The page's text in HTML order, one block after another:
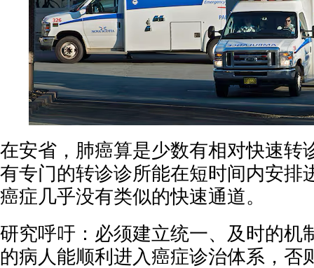
在安省，肺癌算是少数有相对快速转
有专门的转诊诊所能在短时间内安排
癌症几乎没有类似的快速通道。
研究呼吁：必须建立统一、及时的机
的病人能顺利进入癌症诊治体系，否